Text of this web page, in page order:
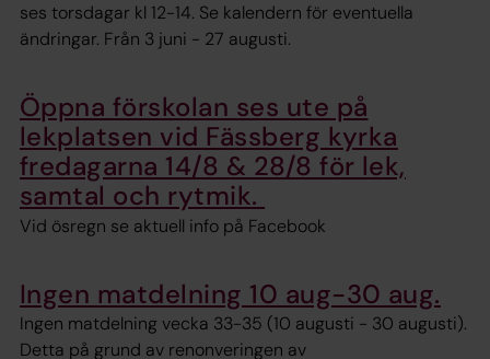
ses torsdagar kl 12-14. Se kalendern för eventuella
ändringar. Från 3 juni - 27 augusti.
Öppna förskolan ses ute på
lekplatsen vid Fässberg kyrka
fredagarna 14/8 & 28/8 för lek,
samtal och rytmik.
Vid ösregn se aktuell info på Facebook
Ingen matdelning 10 aug-30 aug.
Ingen matdelning vecka 33-35 (10 augusti - 30 augusti).
Detta på grund av renonveringen av